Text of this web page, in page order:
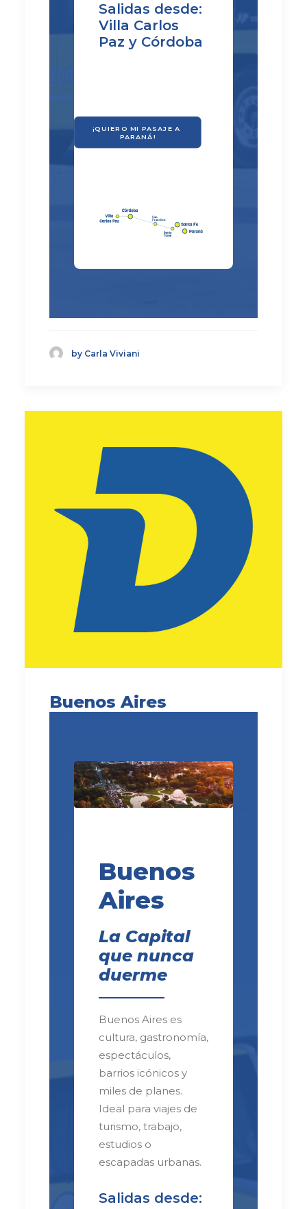
Salidas desde:
Villa Carlos
Paz y Córdoba
¡QUIERO MI PASAJE A
PARANÁ!
by Carla Viviani
Buenos Aires
Buenos
Aires
La Capital
que nunca
duerme
Buenos Aires es
cultura, gastronomía,
espectáculos,
barrios icónicos y
miles de planes.
Ideal para viajes de
turismo, trabajo,
estudios o
escapadas urbanas.
Salidas desde: